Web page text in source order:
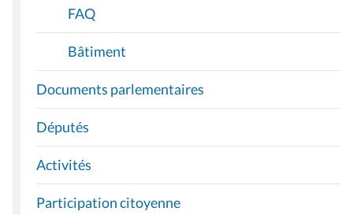
FAQ
Bâtiment
Documents parlementaires
Députés
Activités
Participation citoyenne